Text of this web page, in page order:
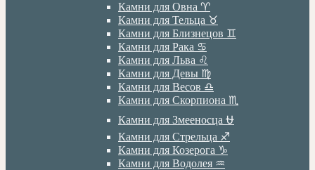
Камни для Овна ♈️
Камни для Тельца ♉️
Камни для Близнецов ♊️
Камни для Рака ♋️
Камни для Льва ♌️
Камни для Девы ♍️
Камни для Весов ♎️
Камни для Скорпиона ♏️
Камни для Змееносца ⛎
Камни для Стрельца ♐️
Камни для Козерога ♑️
Камни для Водолея ♒️